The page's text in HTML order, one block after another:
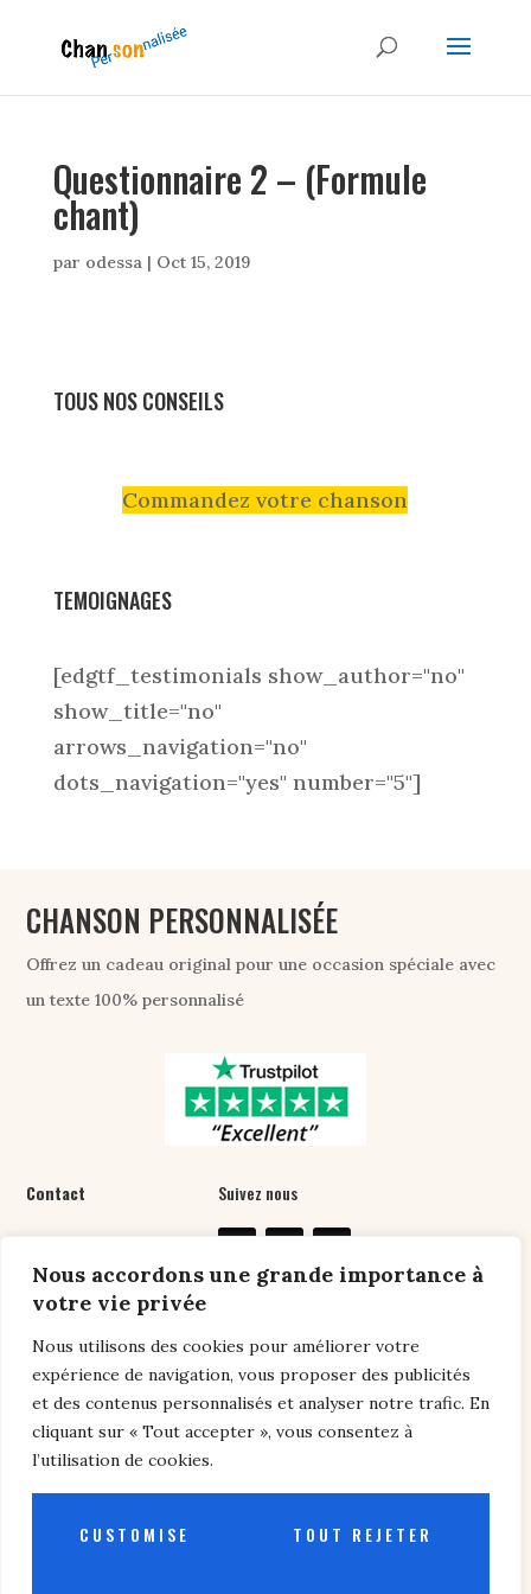
Nous accordons une grande importance à
votre vie privée
Nous utilisons des cookies pour améliorer votre
expérience de navigation, vous proposer des publicités
et des contenus personnalisés et analyser notre trafic. En
cliquant sur « Tout accepter », vous consentez à
l’utilisation de cookies.
CUSTOMISE TOUT REJETER
Questionnaire 2 – (Formule
chant)
par odessa| Oct 15, 2019
TOUS NOS CONSEILS
Commandez votre chanson
TEMOIGNAGES
[edgtf_testimonials show_author="no"
show_title="no"
arrows_navigation="no"
dots_navigation="yes" number="5"]
CHANSON PERSONNALISÉE
Offrez un cadeau original pour une occasion spéciale avec
un texte 100% personnalisé
Contact
07 61 76 24 89
contact@chansonpers
Suivez nous
Liens utiles
Conditions générales de vente
confidentialité / Conseils/FAQ